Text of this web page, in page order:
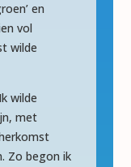
en
vol
wilde
wilde
met
Zo begon ik